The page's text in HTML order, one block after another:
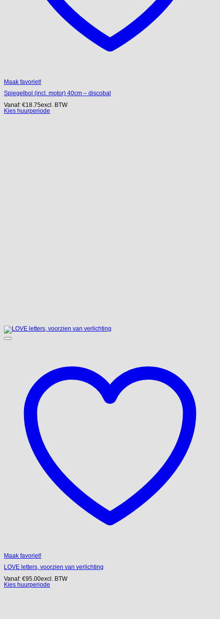
Maak favoriet!
Spiegelbol (incl. motor) 40cm – discobal
Vanaf: €18.75excl. BTW
Kies huurperiode
Maak favoriet!
LOVE letters, voorzien van verlichting
Vanaf: €95.00excl. BTW
Kies huurperiode